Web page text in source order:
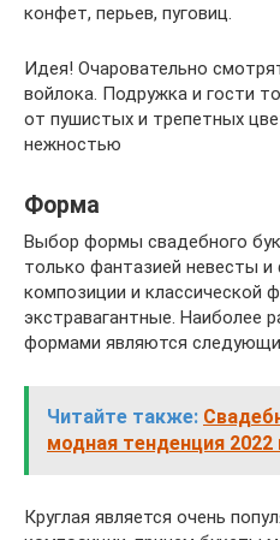
конфет, перьев, пуговиц.
Идея! Очаровательно
войлока. Подружка и гости
от пушистых и трепетных
нежностью
Форма
Выбор формы свадебного
только фантазией невесты
композиции и классической
экстравагантные. Наиболее
формами являются
Читайте также:
модная тенденция
Круглая является очень